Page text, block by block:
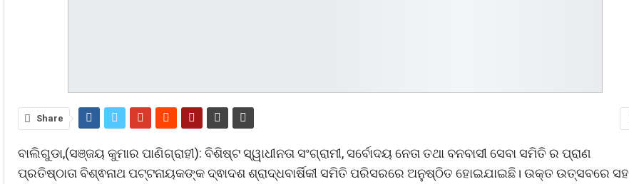
Share
ବାଲିଗୁଡା,(ସଞ୍ଜୟ କୁମାର ପାଣିଗ୍ରାହୀ): ବିଶିଷ୍ଟ ସ୍ୱାଧୀନତା ସଂଗ୍ରାମୀ, ସର୍ବୋଦୟ ନେତା ତଥା ବନବାସୀ ସେବା ସମିତି ର ପ୍ରାଣ
ପ୍ରତିଷ୍ଠାତା ବିଶ୍ଵନାଥ ପଟ୍ଟନାୟକଙ୍କ ଦ୍ଵାଦଶ ଶ୍ରାଦ୍ଧବାର୍ଷିକୀ ସମିତି ପରିସରରେ ଅନୁଷ୍ଠିତ ହୋଇଯାଇଛି। ଉକ୍ତ ଉତ୍ସବରେ ସହ